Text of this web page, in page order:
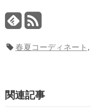
春夏コーディネート ,
関連記事